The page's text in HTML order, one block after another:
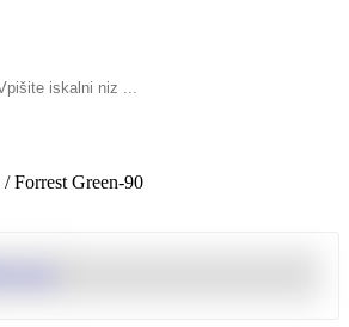
/Forrest Green-90